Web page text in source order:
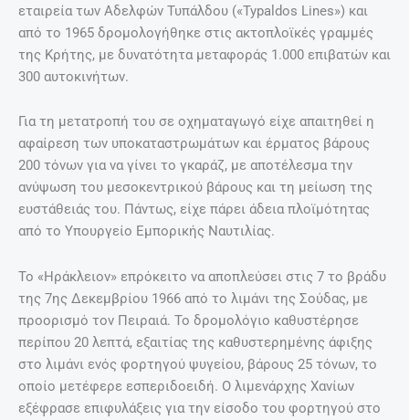
εταιρεία των Αδελφών Τυπάλδου («Typaldos Lines») και
από το 1965 δρομολογήθηκε στις ακτοπλοϊκές γραμμές
της Κρήτης, με δυνατότητα μεταφοράς 1.000 επιβατών και
300 αυτοκινήτων.
Για τη μετατροπή του σε οχηματαγωγό είχε απαιτηθεί η
αφαίρεση των υποκαταστρωμάτων και έρματος βάρους
200 τόνων για να γίνει το γκαράζ, με αποτέλεσμα την
ανύψωση του μεσοκεντρικού βάρους και τη μείωση της
ευστάθειάς του. Πάντως, είχε πάρει άδεια πλοϊμότητας
από το Υπουργείο Εμπορικής Ναυτιλίας.
Το «Ηράκλειον» επρόκειτο να αποπλεύσει στις 7 το βράδυ
της 7ης Δεκεμβρίου 1966 από το λιμάνι της Σούδας, με
προορισμό τον Πειραιά. Το δρομολόγιο καθυστέρησε
περίπου 20 λεπτά, εξαιτίας της καθυστερημένης άφιξης
στο λιμάνι ενός φορτηγού ψυγείου, βάρους 25 τόνων, το
οποίο μετέφερε εσπεριδοειδή. Ο λιμενάρχης Χανίων
εξέφρασε επιφυλάξεις για την είσοδο του φορτηγού στο